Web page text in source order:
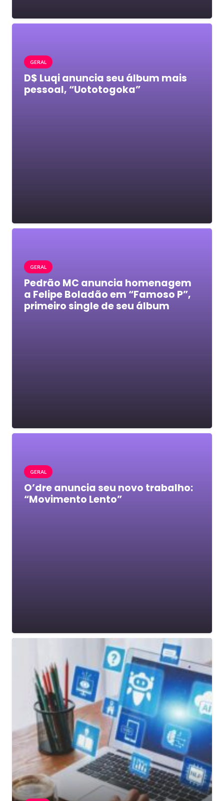
GERAL
D$ Luqi anuncia seu álbum mais
pessoal, “Uototogoka”
GERAL
Pedrão MC anuncia homenagem
a Felipe Boladão em “Famoso P”,
primeiro single de seu álbum
GERAL
O’dre anuncia seu novo trabalho:
“Movimento Lento”